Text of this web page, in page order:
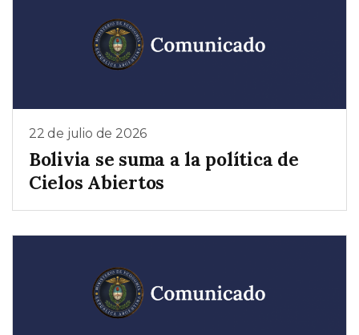
22 de julio de 2026
Bolivia se suma a la política de
Cielos Abiertos